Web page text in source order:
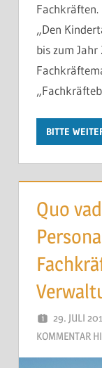
Fachkräften.
„Den
bis zum
BITTE
Quo
29. JULI
KOMMENTAR